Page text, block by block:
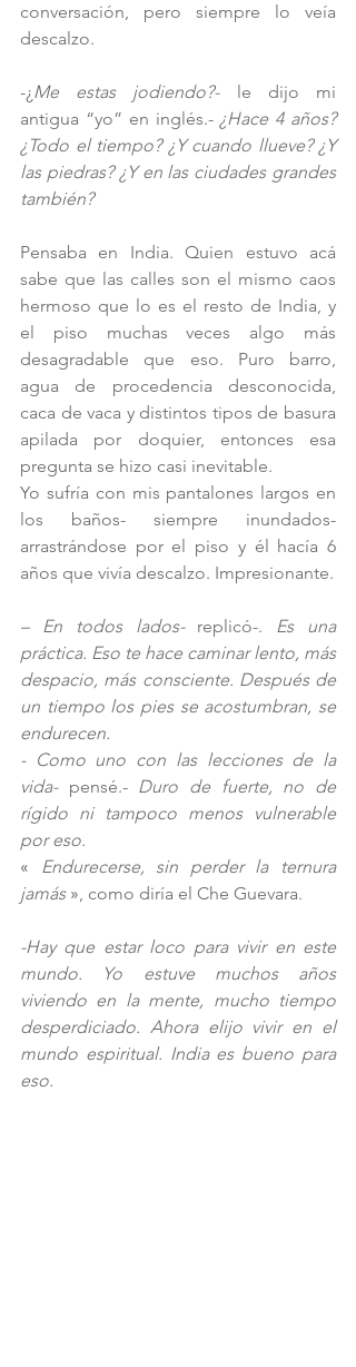
conversación, pero siempre lo veía
descalzo.
-¿Me estas jodiendo?-
le dijo mi
antigua “yo” en inglés.- ¿Hace 4 años?
¿Todo el tiempo? ¿Y cuando llueve? ¿Y
las piedras? ¿Y en las ciudades grandes
también?
Pensaba en India. Quien estuvo acá
sabe que las calles son el mismo caos
hermoso que lo es el resto de India, y
el piso muchas veces algo más
desagradable que eso. Puro barro,
agua de procedencia desconocida,
caca de vaca y distintos tipos de basura
apilada por doquier, entonces esa
pregunta se hizo casi inevitable.
Yo sufría con mis pantalones largos en
los baños- siempre inundados-
arrastrándose por el piso y él hacía 6
años que vivía descalzo. Impresionante.
– En todos lados- replicó-. Es una
práctica. Eso te hace caminar lento, más
despacio, más consciente. Después de
un tiempo los pies se acostumbran, se
endurecen.
- Como uno con las lecciones de la
vida- pensé.- Duro de fuerte, no de
rígido ni tampoco menos vulnerable
por eso.
« Endurecerse, sin perder la ternura
jamás », como diría el Che Guevara.
-Hay que estar loco para vivir en este
mundo. Yo estuve muchos años
viviendo en la mente, mucho tiempo
desperdiciado. Ahora elijo vivir en el
mundo espiritual. India es bueno para
eso.